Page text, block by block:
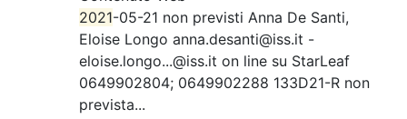
2021-05-21 non previsti Anna De Santi,
Eloise Longo anna.desanti@iss.it -
eloise.longo...@iss.it on line su StarLeaf
0649902804; 0649902288 133D21-R non
prevista...